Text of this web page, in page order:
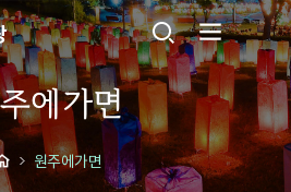
에가면
원주에가면